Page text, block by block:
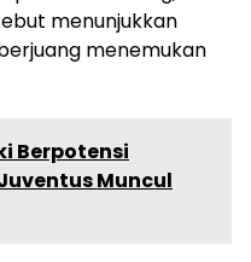
menunjukkan
menemukan
Berpotensi
Muncul